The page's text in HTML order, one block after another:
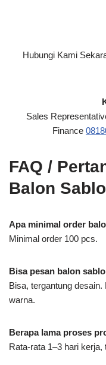
Hubungi Kami
Sales
Finance
FAQ /
Balon
Apa minimal order
Minimal order 100 pcs.
Bisa pesan balon
Bisa, tergantung
warna.
Berapa lama proses
Rata-rata 1–3 hari